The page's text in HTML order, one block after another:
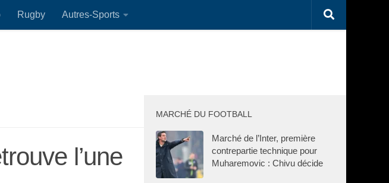
Rugby Autres-Sports
l’une
MARCHÉ DU FOOTBALL
Marché de l’Inter, première
contrepartie technique pour
Muharemovic : Chivu décide